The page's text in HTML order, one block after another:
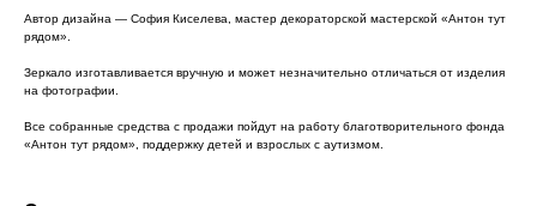
Автор дизайна — София Киселева, мастер декораторской мастерской «Антон тут
рядом».
Зеркало изготавливается вручную и может незначительно отличаться от изделия
на фотографии.
Все собранные средства с продажи пойдут на работу благотворительного фонда
«Антон тут рядом», поддержку детей и взрослых с аутизмом.